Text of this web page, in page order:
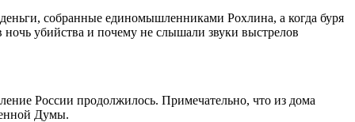
собранные единомышленниками Рохлина, а когда буря
убийства и почему не слышали звуки выстрелов
России продолжилось. Примечательно, что из дома
Думы.